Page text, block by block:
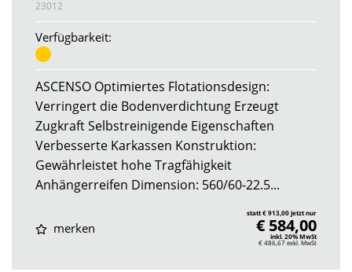
23012
Verfügbarkeit:
ASCENSO Optimiertes Flotationsdesign:
Verringert die Bodenverdichtung Erzeugt
Zugkraft Selbstreinigende Eigenschaften
Verbesserte Karkassen Konstruktion:
Gewährleistet hohe Tragfähigkeit
Anhängerreifen Dimension: 560/60-22.5...
merken
statt € 913,00 jetzt nur
€ 584,00
inkl. 20% MwSt
€ 486,67exkl. MwSt